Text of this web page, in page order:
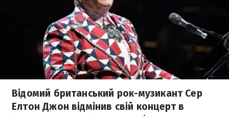
Відомий британський рок-музикант Сер
Елтон Джон відмінив свій концерт в